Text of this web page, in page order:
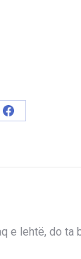
Share
e lehtë, do ta